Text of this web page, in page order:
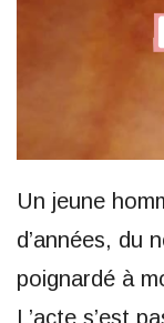
Un jeune
d’années, du
poignardé à
L’acte s’est